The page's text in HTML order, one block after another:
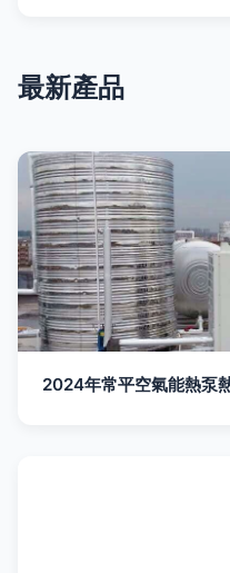
最新產品
2024年常平空氣能熱泵